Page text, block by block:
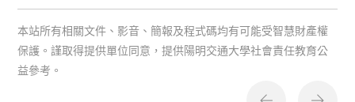
本站所有相關文件、影音、簡報及程式碼均有可能受智慧財產權
保護。謹取得提供單位同意，提供陽明交通大學社會責任教育公
益參考。